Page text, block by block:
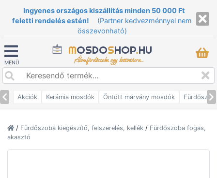
Ingyenes országos kiszállítás minden 50 000 Ft
feletti rendelés estén!
(Partner kedvezménnyel nem
összevonható)
MENÜ
MOSDOSHOP.HU
Álomfürdőszoba egy kattintásra...
Akciók Kerámia mosdók Öntött márvány mosdók
/ Fürdőszoba kiegészítő, felszerelés, kellék / Fürdőszoba fogas,
akasztó